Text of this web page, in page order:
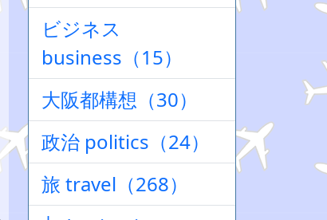
ビジネス
business（15）
大阪都構想（30）
政治 politics（24）
旅 travel（268）